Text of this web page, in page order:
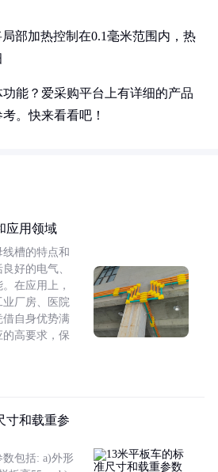
部加热控制在0.1毫米范围内，热
能？爱采购平台上有详细的产品
。快来看看吧！
应用领域
槽的特点和
好的电气、
在应用上，
业厂房、医院
自身优势满
高要求，保
寸和载重参
数包括: a)外形